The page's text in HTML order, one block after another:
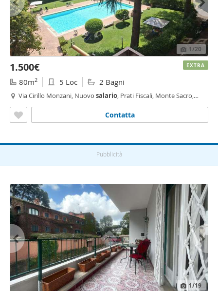
1/20
1.500€
80m2 5 Loc 2 Bagni
Via Cirillo Monzani, Nuovo salario, Prati Fiscali, Monte Sacro,
Contatta
EXTRA
Pubblicità
1/19